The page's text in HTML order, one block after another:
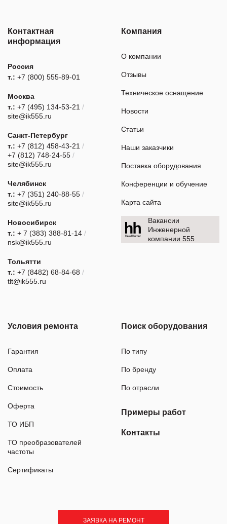
Контактная
информация
Россия
т.: +7 (800) 555-89-01
Москва
т.: +7 (495) 134-53-21 /
site@ik555.ru
Санкт-Петербург
т.: +7 (812) 458-43-21 /
+7 (812) 748-24-55 /
site@ik555.ru
Челябинск
т.: +7 (351) 240-88-55 /
site@ik555.ru
Новосибирск
т.: + 7 (383) 388-81-14 /
nsk@ik555.ru
Тольятти
т.: +7 (8482) 68-84-68 /
tlt@ik555.ru
Компания
О компании
Отзывы
Техническое оснащение
Новости
Статьи
Наши заказчики
Поставка оборудования
Конференции и обучение
Карта сайта
Вакансии
Инженерной
компании 555
Условия ремонта
Гарантия
Оплата
Стоимость
Оферта
ТО ИБП
ТО преобразователей
частоты
Сертификаты
Поиск оборудования
По типу
По бренду
По отрасли
Примеры работ
Контакты
ЗАЯВКА НА РЕМОНТ